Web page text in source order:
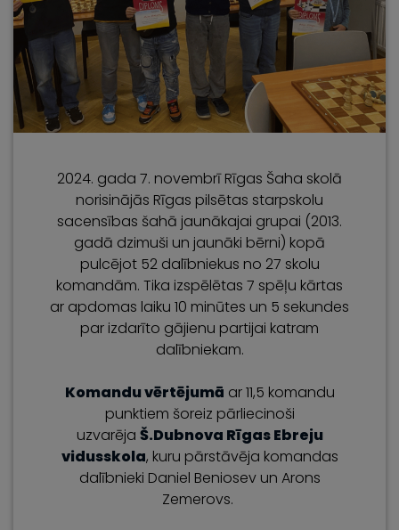
2024. gada 7. novembrī Rīgas Šaha skolā
norisinājās Rīgas pilsētas starpskolu
sacensības šahā jaunākajai grupai (2013.
gadā dzimuši un jaunāki bērni) kopā
pulcējot 52 dalībniekus no 27 skolu
komandām. Tika izspēlētas 7 spēļu kārtas
ar apdomas laiku 10 minūtes un 5 sekundes
par izdarīto gājienu partijai katram
dalībniekam.
Komandu vērtējumā ar 11,5 komandu
punktiem šoreiz pārliecinoši
uzvarēja Š.Dubnova Rīgas Ebreju
vidusskola, kuru pārstāvēja komandas
dalībnieki Daniel Beniosev un Arons
Zemerovs.